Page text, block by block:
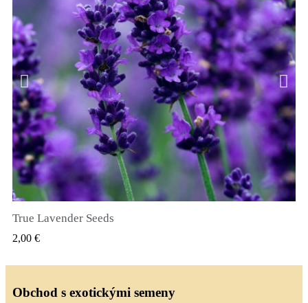
True Lavender Seeds
2,00 €
Obchod s exotickými semeny